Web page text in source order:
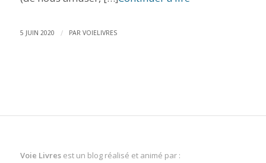
5 JUIN 2020 / PAR VOIELIVRES
Voie Livresest un blog réalisé et animé par :